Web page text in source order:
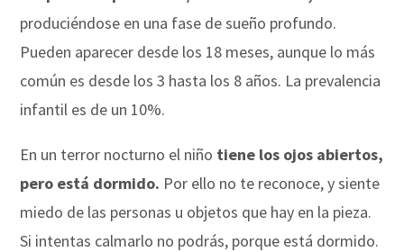
produciéndose en una fase de sueño profundo.
Pueden aparecer desde los 18 meses, aunque lo más
común es desde los 3 hasta los 8 años. La prevalencia
infantil es de un 10%.
En un terror nocturno el niño tiene los ojos abiertos,
pero está dormido. Por ello no te reconoce, y siente
miedo de las personas u objetos que hay en la pieza.
Si intentas calmarlo no podrás, porque está dormido.